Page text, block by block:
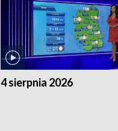
4 sierpnia 2026